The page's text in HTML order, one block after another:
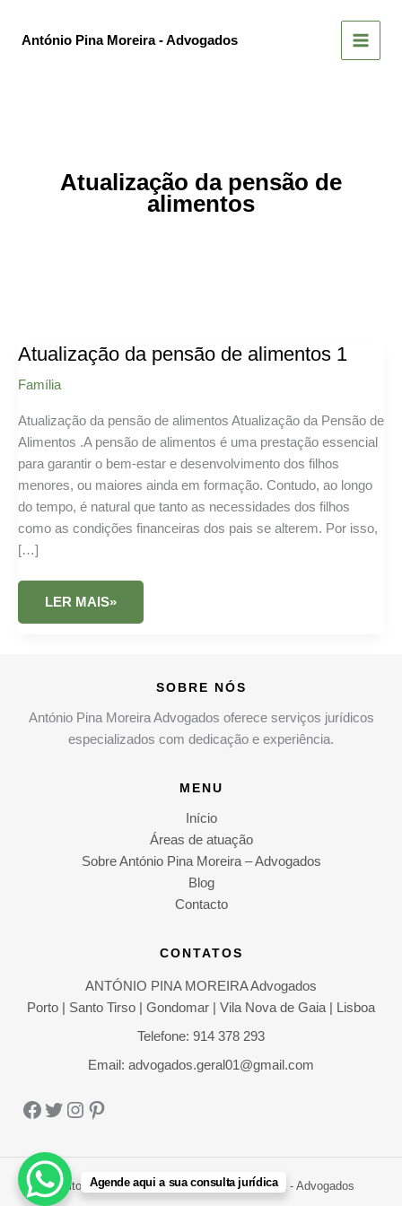
António Pina Moreira - Advogados
Atualização da pensão de
alimentos
Atualização da pensão de alimentos 1
Família
Atualização da pensão de alimentos Atualização da Pensão de
Alimentos .A pensão de alimentos é uma prestação essencial
para garantir o bem-estar e desenvolvimento dos filhos
menores, ou maiores ainda em formação. Contudo, ao longo
do tempo, é natural que tanto as necessidades dos filhos
como as condições financeiras dos pais se alterem. Por isso,
[…]
ATUALIZAÇÃO
PENSÃO
LER MAIS»
SOBRE NÓS
António Pina Moreira Advogados oferece serviços jurídicos
especializados com dedicação e experiência.
MENU
Início
Áreas de atuação
Sobre António Pina Moreira – Advogados
Blog
Contacto
CONTATOS
ANTÓNIO PINA MOREIRA Advogados
Porto | Santo Tirso | Gondomar | Vila Nova de Gaia | Lisboa
Telefone: 914 378 293
Email: advogados.geral01@gmail.com
Facebook
Twitter
Instagram
Pinterest
Direitos Autorais © 2026 António Pina Moreira - Advogados
Agende aqui a sua consulta jurídica